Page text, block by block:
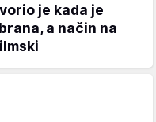
je kada je
a način na